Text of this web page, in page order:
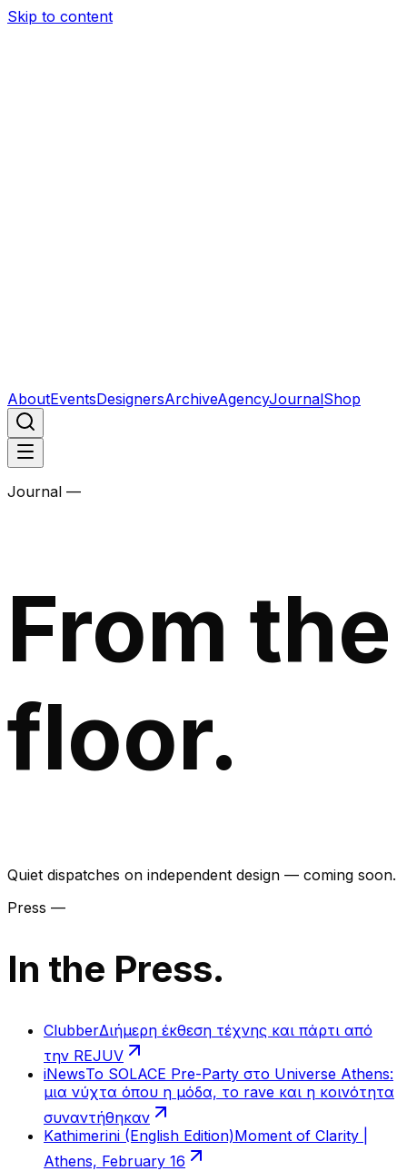
Skip to content
AboutEventsDesignersArchiveAgencyJournalShop
Journal —
From the
floor.
Quiet dispatches on independent design — coming soon.
Press —
In the Press.
ClubberΔιήμερη έκθεση τέχνης και πάρτι από
την REJUV
iNewsΤο SOLACE Pre-Party στο Universe Athens:
μια νύχτα όπου η μόδα, το rave και η κοινότητα
συναντήθηκαν
Kathimerini (English Edition)Moment of Clarity |
Athens, February 16